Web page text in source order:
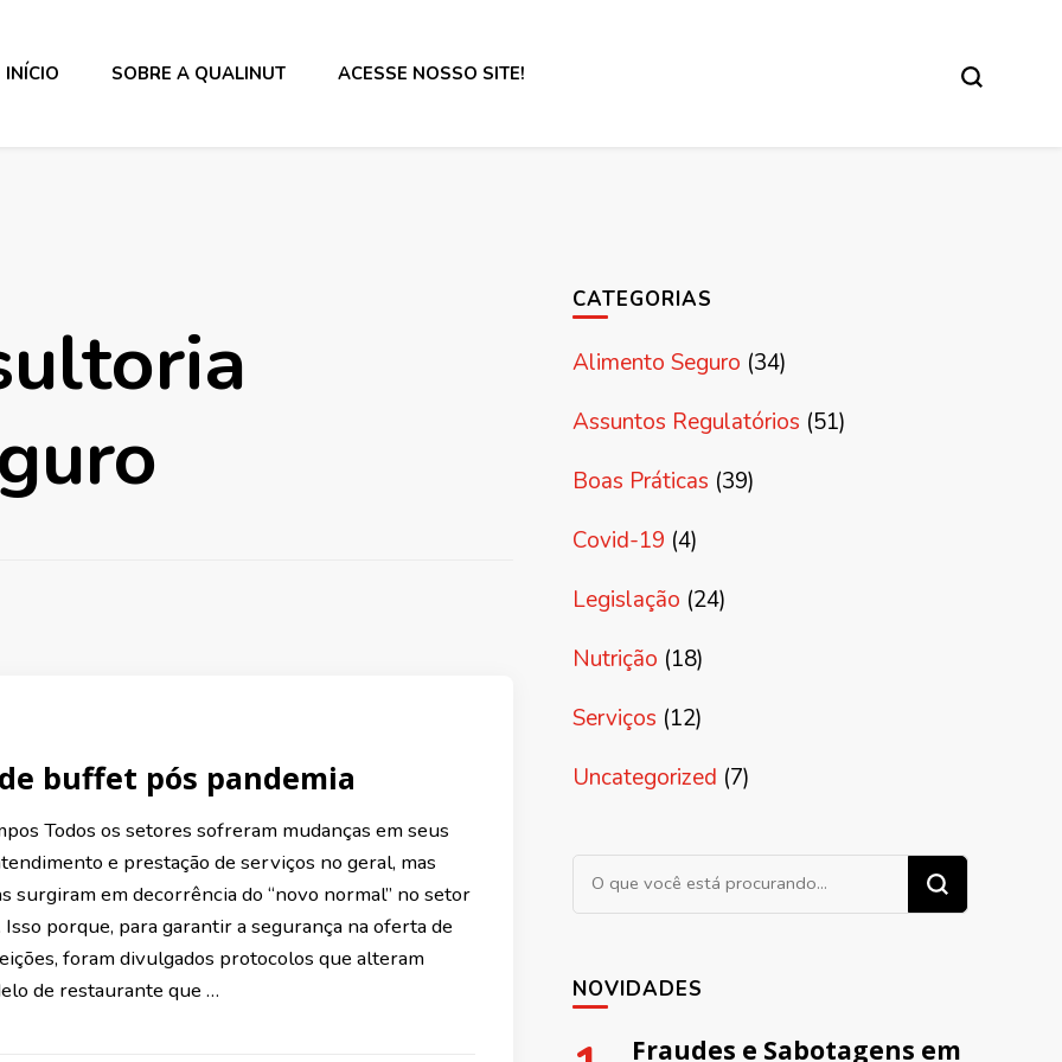
INÍCIO SOBRE A QUALINUT ACESSE NOSSO SITE!
buffet pós pandemia
Todos os setores sofreram mudanças em seus
e prestação de serviços no geral, mas
surgiram em decorrência do “novo normal” no setor
Isso porque, para garantir a segurança na oferta de
foram divulgados protocolos que alteram
de restaurante que …
CATEGORIAS
Alimento Seguro (34)
Assuntos Regulatórios (51)
Boas Práticas (39)
Covid-19 (4)
Legislação (24)
Nutrição (18)
Serviços (12)
Uncategorized (7)
Procurando algo?
NOVIDADES
Fraudes e Sabotagens em